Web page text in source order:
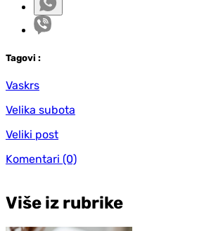
Tagovi :
Vaskrs
Velika subota
Veliki post
Komentari (0)
Više iz rubrike